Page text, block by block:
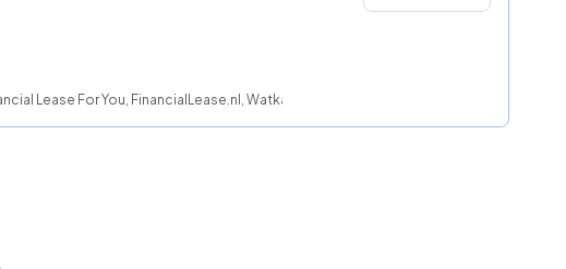
Lease For You, FinancialLease.nl, Watkanikleasen.nl, ROS finance